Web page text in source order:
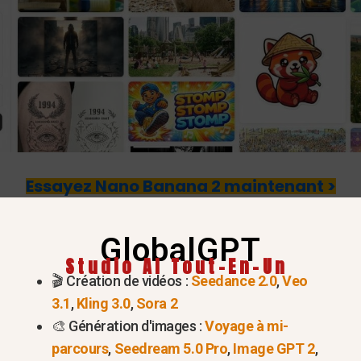
Essayez Nano Banana 2 maintenant >
des images ? (La
intégré des capacités avancées de modification
GPT-5.2 et le modèle gpt-image-1.5, la
GlobalGPT
Studio AI Tout-En-Un
🎬 Création de vidéos : Seedance 2.0,Veo
3.1,Kling 3.0,Sora 2
🎨 Génération d'images :Voyage à mi-
parcours, Seedream 5.0 Pro,Image GPT 2,